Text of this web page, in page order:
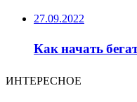
27.09.2022
Как начать
ИНТЕРЕСНОЕ